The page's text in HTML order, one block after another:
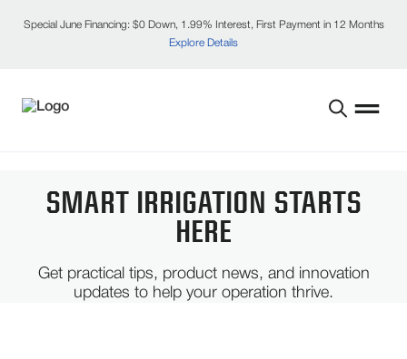
Special June Financing: $0 Down, 1.99% Interest, First Payment in 12 Months
Explore Details
SMART IRRIGATION STARTS
HERE
Get practical tips, product news, and innovation
updates to help your operation thrive.